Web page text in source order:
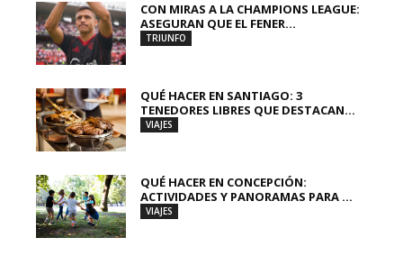
CON MIRAS A LA CHAMPIONS LEAGUE:
ASEGURAN QUE EL FENER...
TRIUNFO
QUÉ HACER EN SANTIAGO: 3
TENEDORES LIBRES QUE DESTACAN...
VIAJES
QUÉ HACER EN CONCEPCIÓN:
ACTIVIDADES Y PANORAMAS PARA ...
VIAJES